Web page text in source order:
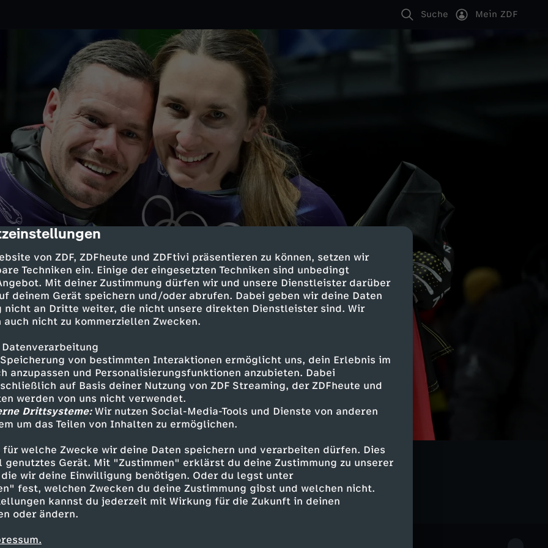
von ZDF, ZDFheute und ZDFtivi präsentieren zu können, setzen wir
Techniken ein. Einige der eingesetzten Techniken sind unbedingt
Mit deiner Zustimmung dürfen wir und unsere Dienstleister darüber
deinem Gerät speichern und/oder abrufen. Dabei geben wir deine Daten
nicht an Dritte weiter, die nicht unsere direkten Dienstleister sind. Wir
nicht zu kommerziellen Zwecken.
von bestimmten Interaktionen ermöglicht uns, dein Erlebnis im
anzupassen und Personalisierungsfunktionen anzubieten. Dabei
auf Basis deiner Nutzung von ZDF Streaming, der ZDFheute und
werden von uns nicht verwendet.
Drittsysteme:Wir nutzen Social-Media-Tools und Dienste von anderen
um das Teilen von Inhalten zu ermöglichen.
für welche Zwecke wir deine Daten speichern und verarbeiten dürfen. Dies
Gerät. Mit "Zustimmen" erklärst du deine Zustimmung zu unserer
wir deine Einwilligung benötigen. Oder du legst unter
fest, welchen Zwecken du deine Zustimmung gibst und welchen nicht.
kannst du jederzeit mit Wirkung für die Zukunft in deinen
oder ändern.
Suche Mein ZDF
ZDF
Nach dem Gewinn der
hat der deutsche Skeletonpilot
inspirierend Olympia 2026